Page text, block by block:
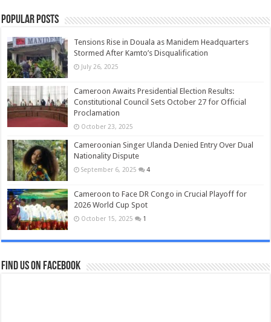
Popular Posts
Tensions Rise in Douala as Manidem Headquarters
Stormed After Kamto’s Disqualification
July 26, 2025
Cameroon Awaits Presidential Election Results:
Constitutional Council Sets October 27 for Official
Proclamation
October 23, 2025
Cameroonian Singer Ulanda Denied Entry Over Dual
Nationality Dispute
September 6, 2025 4
Cameroon to Face DR Congo in Crucial Playoff for
2026 World Cup Spot
October 15, 2025 1
Find us on Facebook